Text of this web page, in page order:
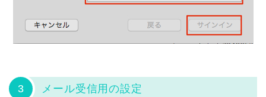
3 メール受信用の設定